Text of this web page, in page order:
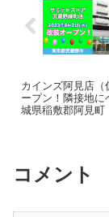
カインズ阿見店（
ープン！隣接地
城県稲敷郡阿見町
コメント